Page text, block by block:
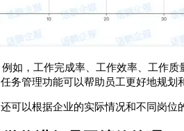
例如，工作完成率、工作效率、工作
务管理功能可以帮助员工更好地规划
可以根据企业的实际情况和不同岗位